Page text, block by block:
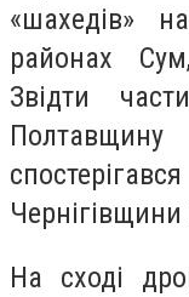
«шахедів»
районах
Звідти
На сході